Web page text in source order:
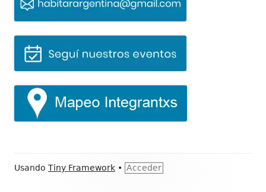
Contenido
Usando Tiny Framework • Acceder